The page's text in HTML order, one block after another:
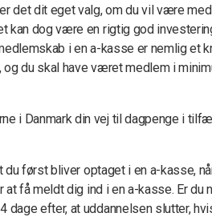
det dit eget valg, om du vil være
kan dog være en rigtig god
i en a-kasse er nemlig et
du skal have været medlem i
i Danmark din vej til dagpenge i
du først bliver optaget i en a-kasse,
at få meldt dig ind i en a-kasse. Er du
dage efter, at uddannelsen slutter,